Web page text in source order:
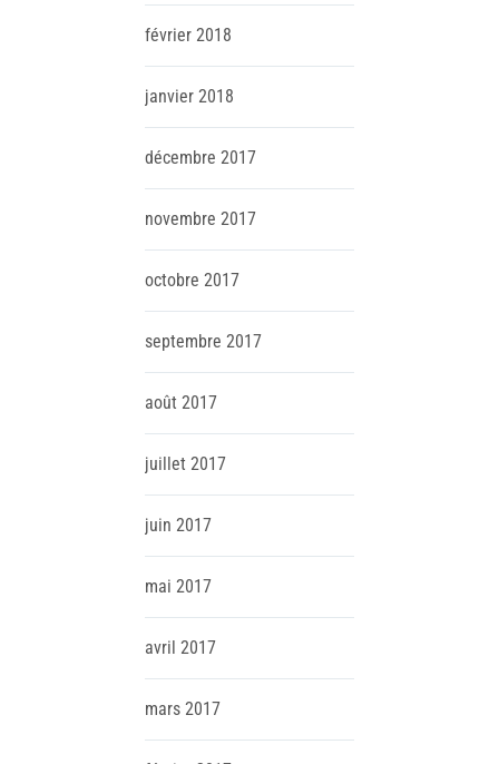
février 2018
janvier 2018
décembre 2017
novembre 2017
octobre 2017
septembre 2017
août 2017
juillet 2017
juin 2017
mai 2017
avril 2017
mars 2017